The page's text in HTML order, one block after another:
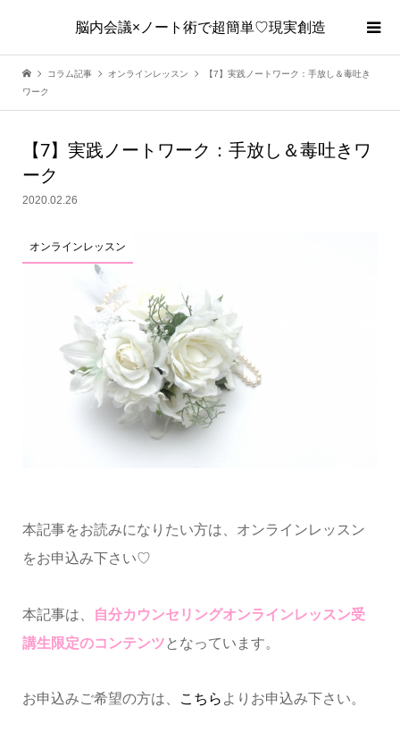
脳内会議×ノート術で超簡単♡現実創造
コラム記事 オンラインレッスン
【7】実践ノートワーク：手放し＆毒吐き
ワーク
【7】実践ノートワーク：手放し＆毒吐きワ
ーク
2020.02.26
オンラインレッスン
本記事をお読みになりたい方は、オンラインレッスン
をお申込み下さい♡
本記事は、
自分カウンセリングオンラインレッスン受
講生限定のコンテンツ となっています。
お申込みご希望の方は、 こちら よりお申込み下さい。